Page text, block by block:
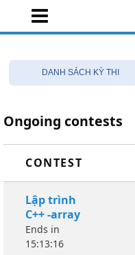
DANH SÁCH KỲ THI
Ongoing contests
CONTEST
Lập trình
C++ -array
Ends in
15:13:16